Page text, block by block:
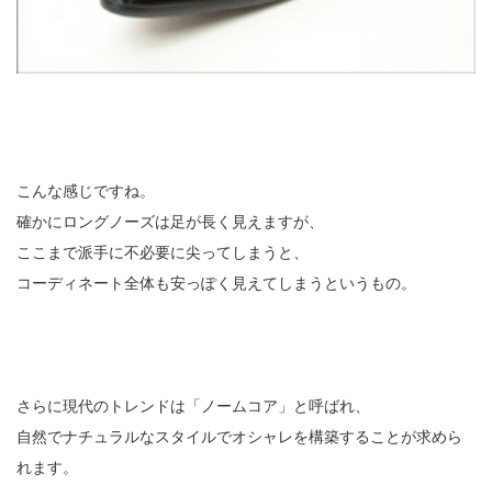
こんな感じですね。
確かにロングノーズは足が長く見えますが、
ここまで派手に不必要に尖ってしまうと、
コーディネート全体も安っぽく見えてしまうというもの。
さらに現代のトレンドは「ノームコア」と呼ばれ、
自然でナチュラルなスタイルでオシャレを構築することが求めら
れます。